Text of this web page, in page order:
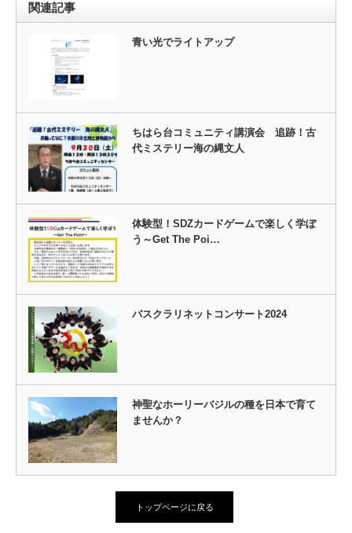
関連記事
青い光でライトアップ
ちはら台コミュニティ講演会 追跡！古
代ミステリー海の縄文人
体験型！SDZカードゲームで楽しく学ぼ
う～Get The Poi…
バスクラリネットコンサート2024
神聖なホーリーバジルの種を日本で育て
ませんか？
トップページに戻る